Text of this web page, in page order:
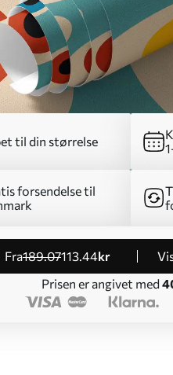
til din størrelse
forsendelse til
fra189.07113.44kr
Prisen er angivet med